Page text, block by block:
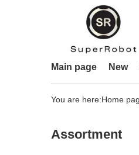
Main page New
You are here:Home
Assortment